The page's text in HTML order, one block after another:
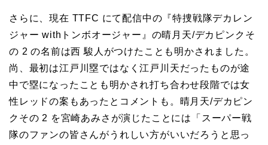
さらに、現在 TTFC にて配信中の『特捜戦隊デカレン
ジャー withトンボオージャー』の晴月天/デカピンクそ
の 2 の名前は西 駿人がつけたことも明かされました。
尚、最初は江戸川塁ではなく江戸川天だったものが途
中で塁になったことも明かされ打ち合わせ段階では女
性レッドの案もあったとコメントも。晴月天/デカピン
クその 2 を宮崎あみさが演じたことには「スーパー戦
隊のファンの皆さんがうれしい方がいいだろうと思っ